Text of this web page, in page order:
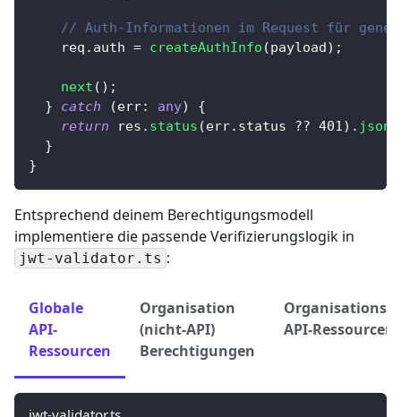
// Auth-Informationen im Request für
    req
. auth = createAuthInfo (payload) ;
next ( ) ;
}
catch (err: any)
{
return res . status (err. status ?? 401 ) . json
}
}
Entsprechend deinem Berechtigungsmodell
implementiere die passende Verifizierungslogik in
jwt-validator.ts :
Globale
API-
Ressourcen
Organisation
(nicht-API)
Berechtigungen
API-Ressourcen